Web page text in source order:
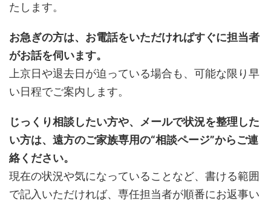
たします。
お急ぎの方は、お電話をいただければすぐに担当者
がお話を伺います。
上京日や退去日が迫っている場合も、可能な限り早
い日程でご案内します。
じっくり相談したい方や、メールで状況を整理した
い方は、遠方のご家族専用の“相談ページ”からご連
絡ください。
現在の状況や気になっていることなど、書ける範囲
で記入いただければ、専任担当者が順番にお返事い